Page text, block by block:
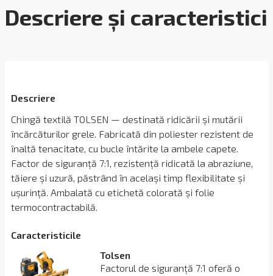
Descriere și caracteristici
Descriere
Chingă textilă TOLSEN — destinată ridicării și mutării
încărcăturilor grele. Fabricată din poliester rezistent de
înaltă tenacitate, cu bucle întărite la ambele capete.
Factor de siguranță 7:1, rezistență ridicată la abraziune,
tăiere și uzură, păstrând în același timp flexibilitate și
ușurință. Ambalată cu etichetă colorată și folie
termocontractabilă.
Сaracteristicile
Tolsen
Factorul de siguranță 7:1 oferă o